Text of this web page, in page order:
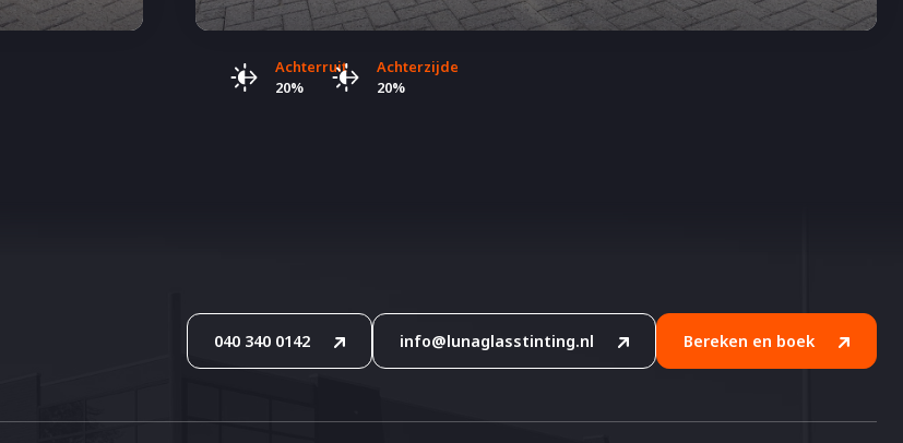
Achterruit
20%
Achterzijde
20%
040 340 0142 info@lunaglasstinting.nl Bereken en boek